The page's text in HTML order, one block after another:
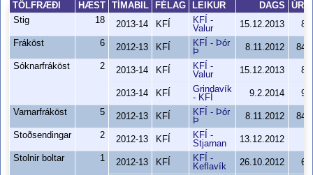
TÖLFRÆÐI HÆST TÍMABIL FÉLAG LEIKUR DAGS
Stig
18 2013-14 KFÍ
KFÍ -
Valur
15.12.2013
Fráköst
6 2012-13 KFÍ
KFÍ - Þór
Þ
8.11.2012
84-
Sóknarfráköst
2 2013-14 KFÍ
KFÍ -
Valur
15.12.2013
2013-14 KFÍ
Grindavík
- KFÍ
9.2.2014
Varnarfráköst
5 2012-13 KFÍ
KFÍ - Þór
Þ
8.11.2012
84-
Stoðsendingar
2 2012-13 KFÍ
KFÍ -
Stjarnan
13.12.2012
Stolnir boltar
1 2012-13 KFÍ
KFÍ -
Keflavík
26.10.2012